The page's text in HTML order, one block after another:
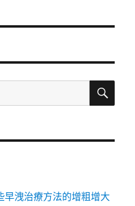
搜
早洩治療方法的增粗增大